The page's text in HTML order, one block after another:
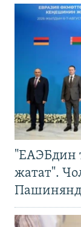
"ЕАЭБдин
жатат".